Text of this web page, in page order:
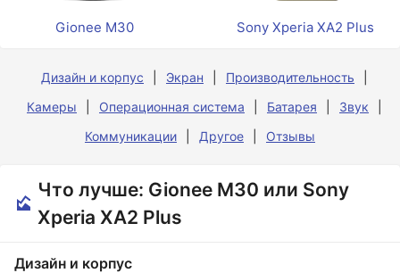
Gionee M30 Sony Xperia XA2 Plus
Дизайн и корпус Экран
Производительность
Камеры
Операционная система Батарея
Звук
Коммуникации
Другое Отзывы
Что лучше: Gionee M30 или Sony
Xperia XA2 Plus
Дизайн и корпус